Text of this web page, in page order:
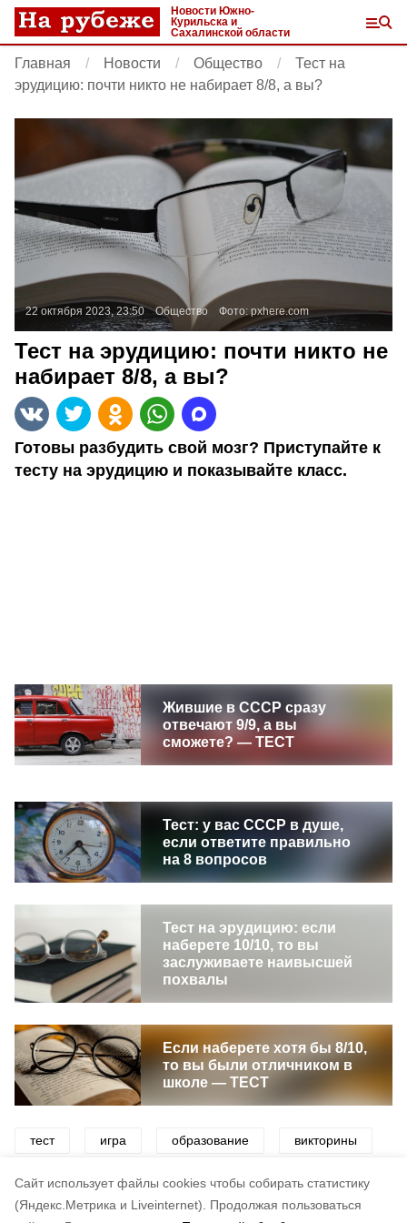
Cайт использует файлы cookies чтобы собирать статистику
(Яндекс.Метрика и Liveinternet).
Продолжая пользоваться
Новости Южно-
Курильска и
Сахалинской области
Главная Новости Общество
Тест на
эрудицию: почти никто не набирает 8/8, а вы?
22 октября 2023, 23:50 Общество Фото: pxhere.com
Тест на эрудицию: почти никто не
набирает 8/8, а вы?
Готовы разбудить свой мозг? Приступайте к
тесту на эрудицию и показывайте класс.
Жившие в СССР сразу
отвечают 9/9, а вы
сможете? — ТЕСТ
Тест: у вас СССР в душе,
если ответите правильно
на 8 вопросов
Тест на эрудицию: если
наберете 10/10, то вы
заслуживаете наивысшей
похвалы
Если наберете хотя бы 8/10,
то вы были отличником в
школе — ТЕСТ
тест игра образование викторины
эрудит эрудиция развлечения